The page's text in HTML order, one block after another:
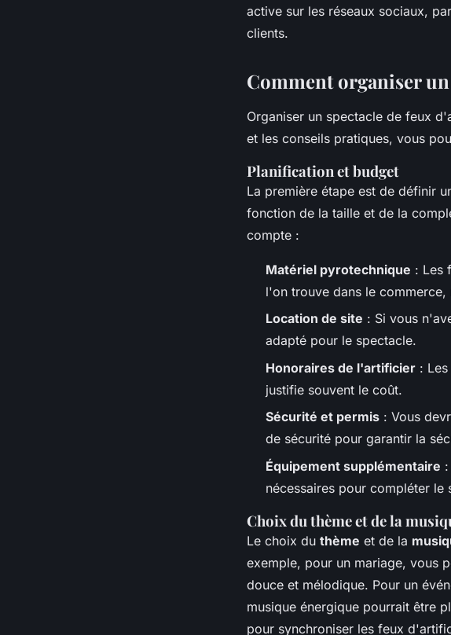
active sur les réseaux sociaux,
clients.
Comment organiser
Organiser un spectacle de feux
et les conseils pratiques, vous
Planification et budget
La première étape est de définir
fonction de la taille et de la
compte :
Matériel pyrotechnique : Les
l'on trouve dans le commerce,
Location de site : Si vous
adapté pour le spectacle.
Honoraires de l'artificier :
justifie souvent le coût.
Sécurité et permis : Vous
de sécurité pour garantir la
Équipement supplémentaire
nécessaires pour compléter le
Choix du thème et de la
Le choix du thème et de la
exemple, pour un mariage, vous
douce et mélodique. Pour un
musique énergique pourrait être
pour synchroniser les feux